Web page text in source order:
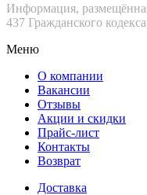
Информация,
437 Гражданского
Меню
О компании
Вакансии
Отзывы
Акции и скидки
Прайс-лист
Контакты
Возврат
Доставка